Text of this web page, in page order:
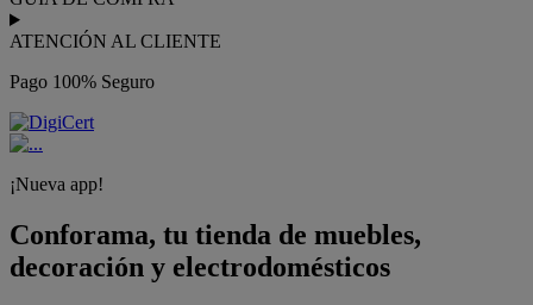
ATENCIÓN AL CLIENTE
Pago 100% Seguro
¡Nueva app!
Conforama, tu tienda de muebles,
decoración y electrodomésticos